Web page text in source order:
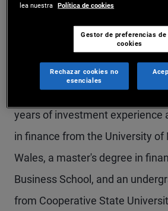
construction, hedge fund, and
well as customized solutions
institutional and wealth
to joining PIMCO in 2015, Mr.
PwC and Commerzbank in
years of investment experience
in finance from the University of
Wales, a master's degree in
Business School, and an
from Cooperative State
lea nuestra Política de cookies
Gestor de preferencias de
cookies
Rechazar cookies no
esenciales